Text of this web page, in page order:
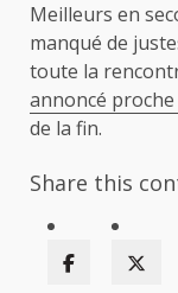
Meilleurs en
manqué de
toute la
annoncé
de la fin.
Share this